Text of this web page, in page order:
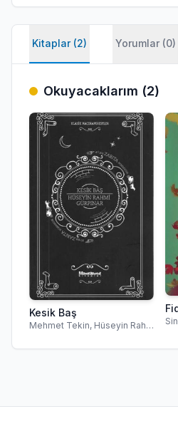
Kitaplar (2) Yorumlar (0)
Okuyacaklarım (2)
Kesik Baş
Mehmet Tekin, Hüseyin Rahmi Gürpınar